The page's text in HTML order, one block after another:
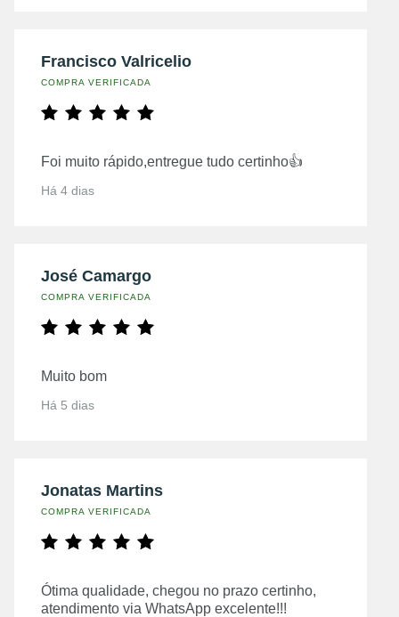
Francisco Valricelio
COMPRA VERIFICADA
Foi muito rápido,entregue tudo certinho👍
Há 4 dias
José Camargo
COMPRA VERIFICADA
Muito bom
Há 5 dias
Jonatas Martins
COMPRA VERIFICADA
Ótima qualidade, chegou no prazo certinho,
atendimento via WhatsApp excelente!!!